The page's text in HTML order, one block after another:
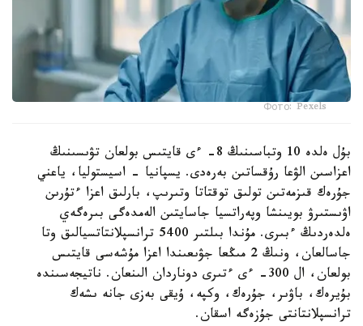
Фото: Pexels
بۇل ەلدە 10 وتباسىنىڭ 8- ءى قايتىس بولعان تۋىسىنىڭ
اعزاسىن الۋعا رۇقساتىن بەرەدى. يسپانيا - اسيستوليا، ياعني
جۇرەك قىزمەتىن تولىق توقتاتا وتىرىپ، بارلىق اعزا ءتۇرىن
اۋىستىرۋ بويىنشا وپەراتسيا جاسايتىن الەمدەگى بىرەگەي
ەلدەردىڭ ءبىرى. مۇندا بىلتىر 5400 ترانسپلانتاتسيالىق وتا
جاسالعان، ونىڭ 2 مىڭعا جۋىعىندا اعزا مۇشەسى قايتىس
بولعان، ال 300- ءى ءتىرى دوناردان الىنعان. ناتيجەسىندە
بۇيرەك، باۋىر، جۇرەك، وكپە، ۇيقى بەزى جانە ىشەك
ترانسپلانتانتى جۇزەگە اسقان.